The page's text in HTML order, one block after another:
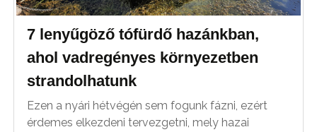
7 lenyűgöző tófürdő hazánkban,
ahol vadregényes környezetben
strandolhatunk
Ezen a nyári hétvégén sem fogunk fázni, ezért
érdemes elkezdeni tervezgetni, mely hazai